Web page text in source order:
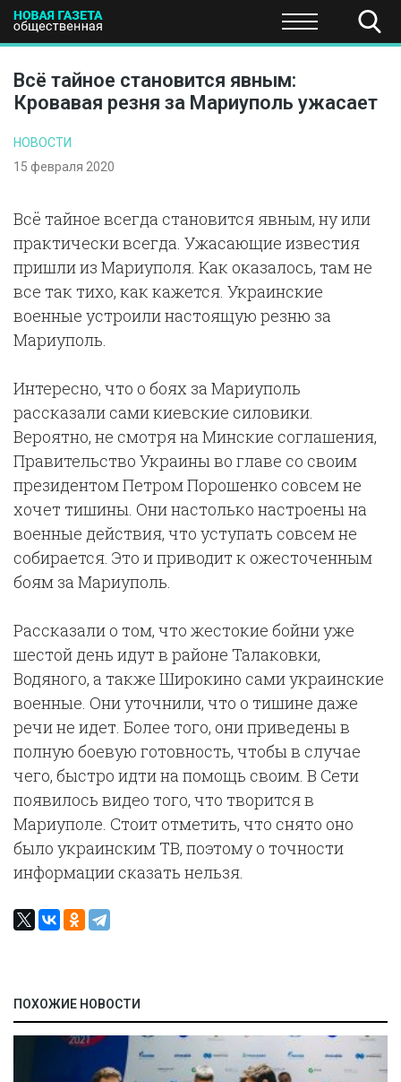
ПОЛИТИКА ЭКОНОМИКА НАУКА И
Всё тайное становится явным:
Кровавая резня за Мариуполь ужасает
НОВОСТИ
15 февраля 2020
Всё тайное всегда становится явным, ну или
практически всегда. Ужасающие известия
пришли из Мариуполя. Как оказалось, там не
все так тихо, как кажется. Украинские
военные устроили настоящую резню за
Мариуполь.
Интересно, что о боях за Мариуполь
рассказали сами киевские силовики.
Вероятно, не смотря на Минские соглашения,
Правительство Украины во главе со своим
президентом Петром Порошенко совсем не
хочет тишины. Они настолько настроены на
военные действия, что уступать совсем не
собирается. Это и приводит к ожесточенным
боям за Мариуполь.
Рассказали о том, что жестокие бойни уже
шестой день идут в районе Талаковки,
Водяного, а также Широкино сами украинские
военные. Они уточнили, что о тишине даже
речи не идет. Более того, они приведены в
полную боевую готовность, чтобы в случае
чего, быстро идти на помощь своим. В Сети
появилось видео того, что творится в
Мариуполе. Стоит отметить, что снято оно
было украинским ТВ, поэтому о точности
информации сказать нельзя.
ПОХОЖИЕ НОВОСТИ